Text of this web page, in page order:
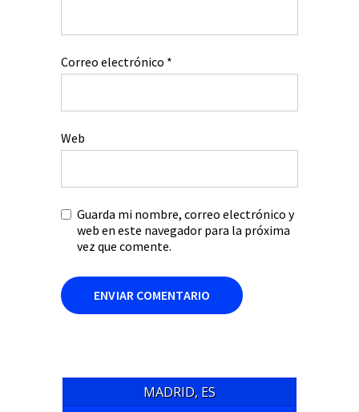
Correo electrónico *
Web
Guarda mi nombre, correo electrónico y
web en este navegador para la próxima
vez que comente.
MADRID, ES